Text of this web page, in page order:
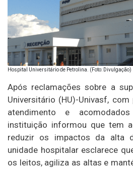
Hospital Universitário de Petrolina. (Foto: Divulgação)
Após reclamações sobre a
Universitário (HU)-Univasf,
atendimento e
instituição informou que tem
reduzir os impactos da alta
unidade hospitalar esclarece
os leitos, agiliza as altas e